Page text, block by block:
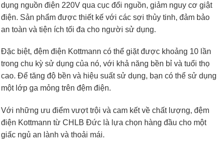
dụng nguồn điện 220V qua cục đổi nguồn, giảm nguy cơ giật
điện. Sản phẩm được thiết kế với các sợi thủy tinh, đảm bảo
an toàn và tiện ích tối đa cho người sử dụng.
Đặc biệt, đệm điện Kottmann có thể giặt được khoảng 10 lần
trong chu kỳ sử dụng của nó, với khả năng bền bỉ và tuổi thọ
cao. Để tăng độ bền và hiệu suất sử dụng, bạn có thể sử dụng
một lớp ga mỏng trên đệm điện.
Với những ưu điểm vượt trội và cam kết về chất lượng, đệm
điện Kottmann từ CHLB Đức là lựa chọn hàng đầu cho một
giấc ngủ an lành và thoải mái.